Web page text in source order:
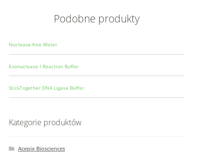
Podobne produkty
Nuclease-free Water
Exonuclease I Reaction Buffer
StickTogether DNA Ligase Buffer
Kategorie produktów
Acepix Biosciences